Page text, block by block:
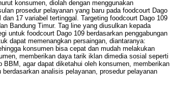
konsumen, diolah dengan menggunakan
prosedur pelayanan yang baru pada foodcourt Dago
17 variabel tertinggal. Targeting foodcourt Dago 109
Bandung Timur. Tag line yang diusulkan kepada
untuk foodcourt Dago 109 berdasarkan penggabungan
dapat memenangkan persaingan, diantaranya:
konsumen bisa cepat dan mudah melakukan
memberikan daya tarik iklan dimedia sosial seperti
agar dapat diketahui oleh konsumen, memberikan
analisis pelayanan, prosedur pelayanan